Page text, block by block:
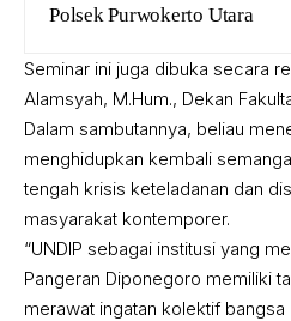
Polsek Purwokerto Utara
Seminar ini juga dibuka secara
Alamsyah, M.Hum., Dekan
Dalam sambutannya, beliau
menghidupkan kembali
tengah krisis keteladanan dan
masyarakat kontemporer.
“UNDIP sebagai institusi yang
Pangeran Diponegoro memiliki
merawat ingatan kolektif